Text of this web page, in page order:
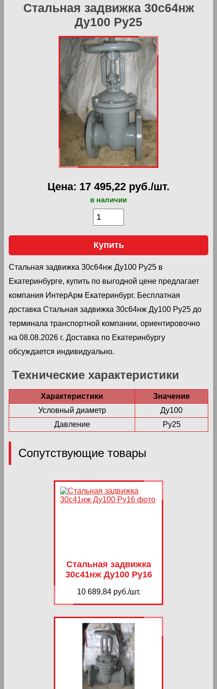
Стальная задвижка 30с64нж
Ду100 Ру25
Цена: 17 495,22 руб./шт.
в наличии
Купить
Стальная задвижка 30с64нж Ду100 Ру25 в
Екатеринбурге, купить по выгодной цене предлагает
компания ИнтерАрм Екатеринбург. Бесплатная
доставка Стальная задвижка 30с64нж Ду100 Ру25 до
терминала транспортной компании, ориентировочно
на 08.08.2026 г. Доставка по Екатеринбургу
обсуждается индивидуально.
Технические характеристики
Характеристики
Значение
Условный диаметр
Ду100
Давление
Ру25
Сопутствующие товары
Стальная задвижка
30с41нж Ду100 Ру16
10 689,84 руб./шт.